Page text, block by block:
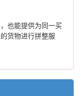
也能提供为同一买
货物进行拼整服